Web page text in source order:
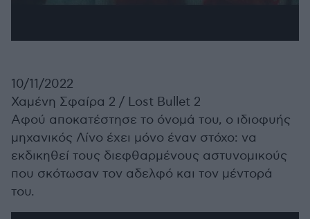
10/11/2022
Χαμένη Σφαίρα 2 / Lost Bullet 2
Αφού αποκατέστησε το όνομά του, ο ιδιοφυής
μηχανικός Λίνο έχει μόνο έναν στόχο: να
εκδικηθεί τους διεφθαρμένους αστυνομικούς
που σκότωσαν τον αδελφό και τον μέντορά
του.